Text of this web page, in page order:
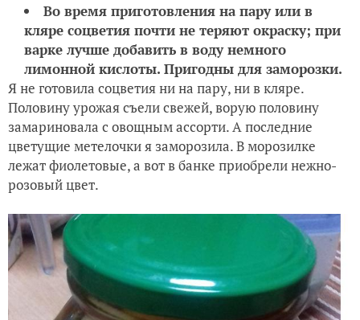
Во время приготовления на пару или в
кляре соцветия почти не теряют окраску; при
варке лучше добавить в воду немного
лимонной кислоты. Пригодны для заморозки.
Я не готовила соцветия ни на пару, ни в кляре.
Половину урожая съели свежей, ворую половину
замариновала с овощным ассорти. А последние
цветущие метелочки я заморозила. В морозилке
лежат фиолетовые, а вот в банке приобрели нежно-
розовый цвет.